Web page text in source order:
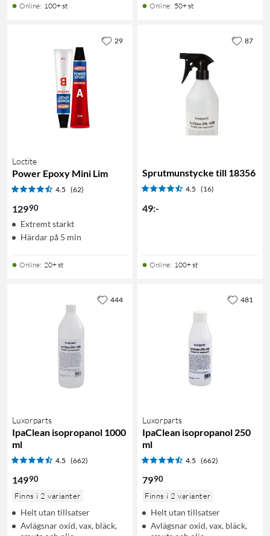
Online: 100+ st Online: 50+ st
Loctite
Power Epoxy Mini Lim
4.5 (62)
12990
Extremt starkt
Härdar på 5 min
Online: 20+ st
29
Sprutmunstycke till 18356
4.5 (16)
49:-
Online: 100+ st
87
Luxorparts
IpaClean isopropanol 1000
ml
4.5 (662)
14990
Finns i 2 varianter
Helt utan tillsatser
Avlägsnar oxid, vax, bläck,
444
Luxorparts
IpaClean isopropanol 250
ml
4.5 (662)
7990
Finns i 2 varianter
Helt utan tillsatser
Avlägsnar oxid, vax, bläck,
481